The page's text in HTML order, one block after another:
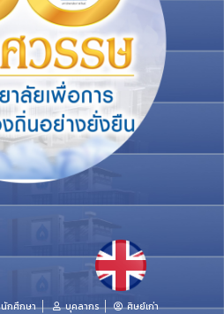
นักศึกษา บุคลากร ศิษย์เก่า